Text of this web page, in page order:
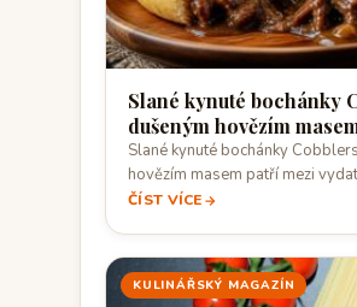
Slané kynuté bochánky
dušeným hovězím
Slané kynuté bochánky
hovězím masem patří mezi
spojují…
ČÍST VÍCE
KULINÁŘSKÝ MAGAZÍN